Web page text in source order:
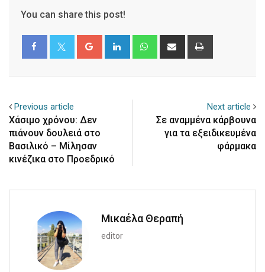
You can share this post!
Google+ LinkedIn WhatsappShare
Previous article
Χάσιμο χρόνου: Δεν
πιάνουν δουλειά στο
Βασιλικό – Μίλησαν
κινέζικα στο Προεδρικό
Next article
Σε αναμμένα κάρβουνα
για τα εξειδικευμένα
φάρμακα
Μικαέλα Θεραπή
editor